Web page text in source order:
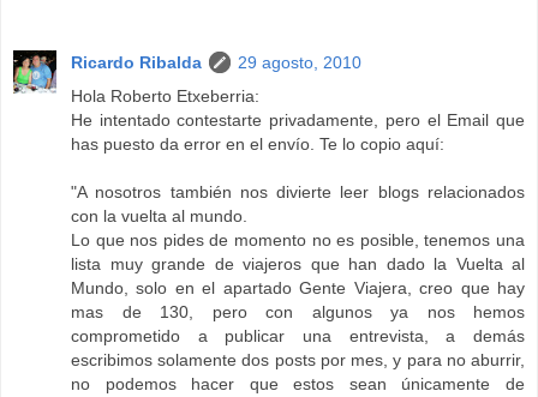
Ricardo Ribalda
29 agosto, 2010
Hola Roberto Etxeberria:
He intentado contestarte privadamente, pero el Email que
has puesto da error en el envío. Te lo copio aquí:
"A nosotros también nos divierte leer blogs relacionados
con la vuelta al mundo.
Lo que nos pides de momento no es posible, tenemos una
lista muy grande de viajeros que han dado la Vuelta al
Mundo, solo en el apartado Gente Viajera, creo que hay
mas de 130, pero con algunos ya nos hemos
comprometido a publicar una entrevista, a demás
escribimos solamente dos posts por mes, y para no aburrir,
no podemos hacer que estos sean únicamente de